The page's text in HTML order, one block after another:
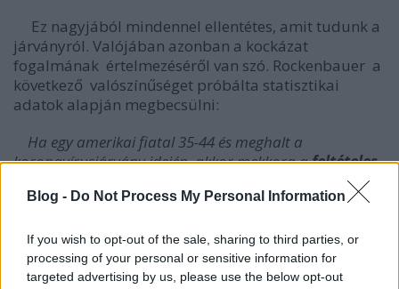
Blog - Do Not Process My Personal Information
If you wish to opt-out of the sale, sharing to third parties, or
processing of your personal or sensitive information for
targeted advertising by us, please use the below opt-out
Ez nagyjából mindennel ellentétes, amit tudunk a
járványról. Valójában azonban a kockázat
fogalmának értelmezéséről van szó. Rockenbauer a
következő valószínűséget próbálta statisztikai
adatok alapján megbecsülni:
Ha egy amerikai fiatal 35-44 és meghalt a
koronavírusjárvány idején, akkor mekkora afeltételes
annak, hogy koronavírusban halt meg.
esetében. Rockenbauer tudja ezt, nem téved, nem
arról van szó, hogy butaságot beszél. De gondoljuk
meg, ha van egy kivételes pártízezres X csoport,